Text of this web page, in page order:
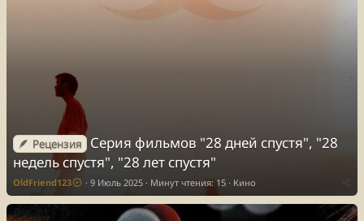
🪶 Рецензия
Серия фильмов "28 дней спустя", "28
недель спустя", "28 лет спустя"
OldFriend123 9 Июль 2025 Минут чтения: 15 Кино